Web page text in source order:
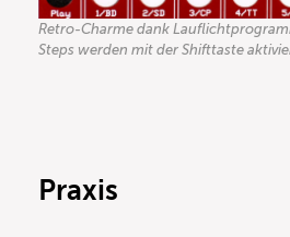
Retro-Charme dank
Steps werden mit der Shifttaste
Praxis